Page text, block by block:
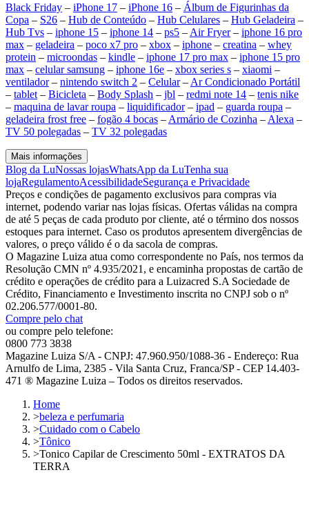
Black Friday – iPhone 17 – iPhone 16 – Álbum de Figurinhas da
Copa – S26 – Hub de Conteúdo – Hub Celulares – Hub Geladeira –
Hub Tvs – iphone 15 – iphone 14 – ps5 – Air Fryer– iphone 16 pro
max – geladeira – poco x7 pro – xbox – iphone – creatina – whey
protein – microondas – kindle – iphone 17 pro max – iphone 15 pro
max – celular samsung – iphone 16e – xbox series s – xiaomi –
ventilador– nintendo switch 2 – Celular– Ar Condicionado Portátil
– tablet – Bicicleta – Body Splash – jbl – redmi note 14 – tenis nike
– maquina de lavar roupa – liquidificador– ipad – guarda roupa –
geladeira frost free – fogão 4 bocas – Armário de Cozinha – Alexa –
TV 50 polegadas – TV 32 polegadas
Mais informações
Blog da LuNossas lojasWhatsApp da LuTenha sua
lojaRegulamentoAcessibilidadeSegurança e Privacidade
Preços e condições de pagamento exclusivos para compras via
internet, podendo variar nas lojas físicas. Ofertas válidas na compra
de até 5 peças de cada produto por cliente, até o término dos nossos
estoques para internet. Caso os produtos apresentem divergências de
valores, o preço válido é o da sacola de compras.
O Magazine Luiza atua como correspondente no País, nos termos da
Resolução CMN nº 4.935/2021, e encaminha propostas de cartão de
crédito e operações de crédito para a Luizacred S.A Sociedade de
Crédito, Financiamento e Investimento inscrita no CNPJ sob o nº
02.206.577/0001-80.
Compre pelo chat
ou compre pelo telefone:
0800 773 3838
Magazine Luiza S/A - CNPJ: 47.960.950/1088-36 - Endereço: Rua
Arnulfo de Lima, 2385 - Vila Santa Cruz, Franca/SP - CEP 14.403-
471 ® Magazine Luiza – Todos os direitos reservados.
Home
>beleza e perfumaria
>Cuidado com o Cabelo
>Tônico
>Tonico Capilar de Crescimento 50ml - EXTRATOS DA
TERRA